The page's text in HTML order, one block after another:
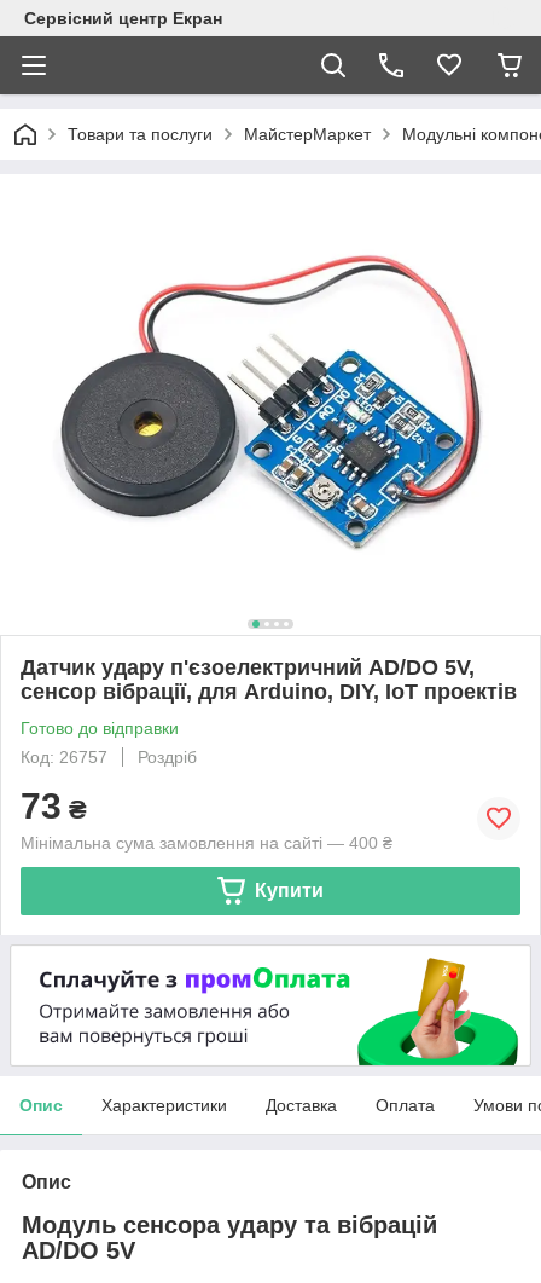
Сервісний центр Екран
Товари та послуги МайстерМаркет Модульні
Датчик удару п'єзоелектричний AD/DO 5V,
сенсор вібрації, для Arduino, DIY, IoT проектів
Готово до відправки
Код: 26757
Роздріб
73 ₴
Мінімальна сума замовлення на сайті — 400 ₴
Купити
Опис Характеристики Доставка Оплата Умови
Опис
Модуль сенсора удару та вібрацій
AD/DO 5V